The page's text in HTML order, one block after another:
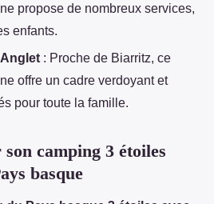
propose de nombreux services,
enfants.
: Proche de Biarritz, ce
offre un cadre verdoyant et
pour toute la famille.
camping 3 étoiles
basque